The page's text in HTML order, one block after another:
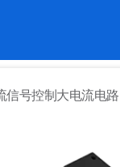
号控制大电流电